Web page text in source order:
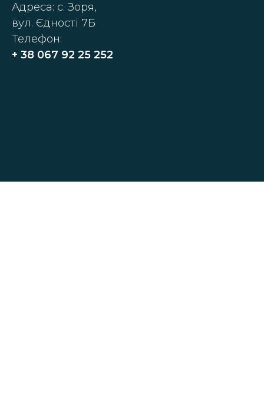
Адреса: с. Зоря,
вул. Єдності 7Б
Телефон:
+ 38 067 92 25 252